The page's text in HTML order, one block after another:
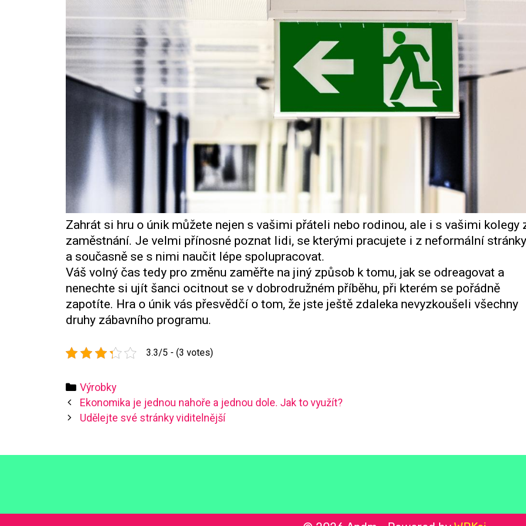
Zahrát si hru o únik můžete nejen s vašimi přáteli nebo rodinou, ale i s vašimi kolegy
zaměstnání. Je velmi přínosné poznat lidi, se kterými pracujete i z neformální stránky
a současně se s nimi naučit lépe spolupracovat.
Váš volný čas tedy pro změnu zaměřte na jiný způsob k tomu, jak se odreagovat a
nenechte si ujít šanci ocitnout se v dobrodružném příběhu, při kterém se pořádně
zapotíte. Hra o únik vás přesvědčí o tom, že jste ještě zdaleka nevyzkoušeli všechny
druhy zábavního programu.
3.3/5 - (3 votes)
Categories
Výrobky
Post
navigation
Ekonomika je jednou nahoře a jednou dole. Jak to využít?
Udělejte své stránky viditelnější